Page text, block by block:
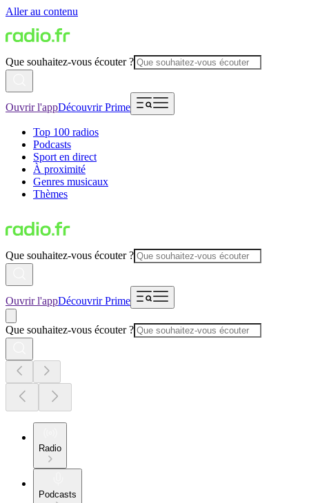
Aller au contenu
Que souhaitez-vous écouter ?
Ouvrir l'appDécouvrir Prime
Top 100 radios
Podcasts
Sport en direct
À proximité
Genres musicaux
Thèmes
Que souhaitez-vous écouter ?
Ouvrir l'appDécouvrir Prime
Que souhaitez-vous écouter ?
Radio
Podcasts